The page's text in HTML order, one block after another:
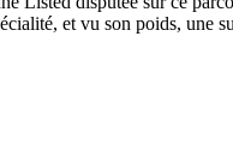
et vu son poids, une